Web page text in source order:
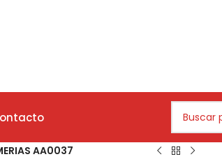
AA0037